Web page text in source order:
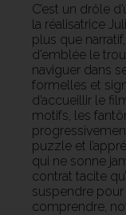
C’est un drôle
la réalisatrice
plus que
d’emblée le
naviguer dans
formelles et
d’accueillir le
motifs, les
puzzle et
qui ne sonne
contrat tacite
suspendre
comprendre,